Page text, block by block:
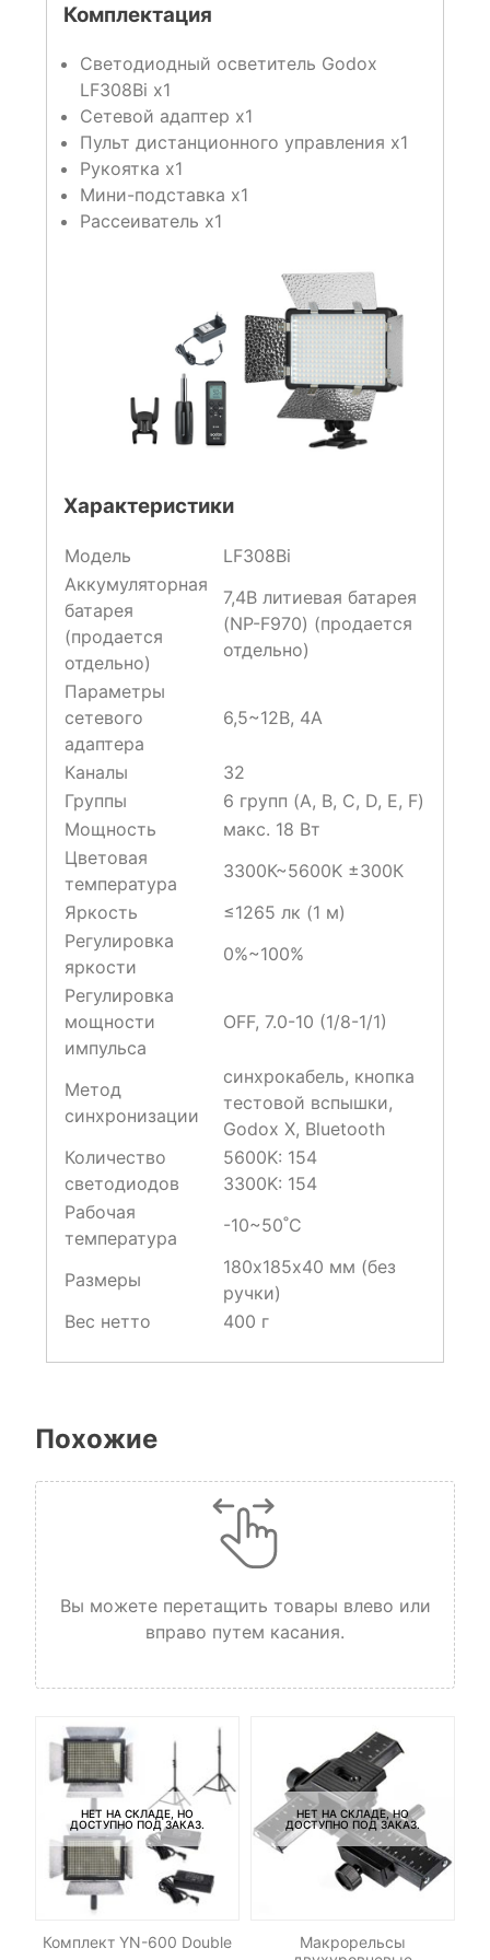
Комплектация
Светодиодный осветитель Godox
LF308Bi x1
Сетевой адаптер х1
Пульт дистанционного управления х1
Рукоятка х1
Мини-подставка х1
Рассеиватель х1
Характеристики
Модель
LF308Bi
Аккумуляторная
батарея
(продается
отдельно)
7,4В литиевая батарея
(NP-F970) (продается
отдельно)
Параметры
сетевого
адаптера
6,5~12В, 4А
Каналы
32
Группы
6 групп (A, B, C, D, E, F)
Мощность
макс. 18 Вт
Цветовая
температура
3300К~5600K ±300К
Яркость
≤1265 лк (1 м)
Регулировка
яркости
0%~100%
Регулировка
мощности
импульса
OFF, 7.0-10 (1/8-1/1)
Метод
синхронизации
синхрокабель, кнопка
тестовой вспышки,
Godox X, Bluetooth
Количество
светодиодов
5600K: 154
3300K: 154
Рабочая
температура
-10~50˚C
Размеры
180х185х40 мм (без
ручки)
Вес нетто
400 г
Похожие
Вы можете перетащить товары влево или
вправо путем касания.
НЕТ НА СКЛАДЕ, НО
ДОСТУПНО ПОД ЗАКАЗ.
Комплект YN-600 Double
НЕТ НА СКЛАДЕ, НО
ДОСТУПНО ПОД ЗАКАЗ.
Макрорельсы